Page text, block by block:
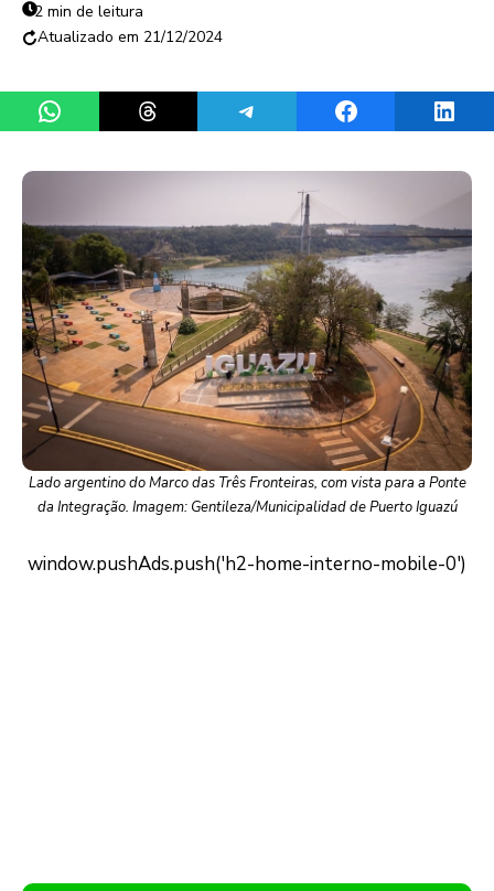
2 min de leitura
21/12/2024
Share on WhatsAppShare on ThreadsShare on TelegramShare on Facebook
Lado argentino do Marco das Três Fronteiras, com vista para a Ponte
da Integração. Imagem: Gentileza/Municipalidad de Puerto Iguazú